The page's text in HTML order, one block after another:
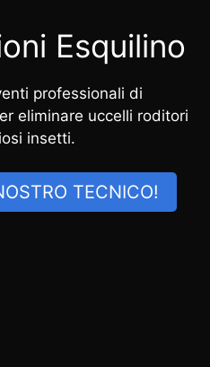
Esquilino
professionali di
eliminare uccelli roditori
insetti.
TECNICO!